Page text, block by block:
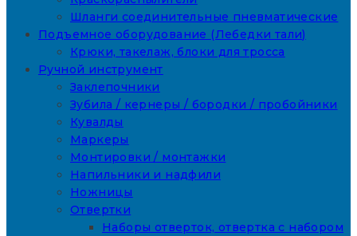
Шланги соединительные пневматические
Подъемное оборудование (Лебедки тали)
Крюки, такелаж, блоки для тросса
Ручной инструмент
Заклепочники
Зубила / кернеры / бородки / пробойники
Кувалды
Маркеры
Монтировки / монтажки
Напильники и надфили
Ножницы
Отвертки
Наборы отверток, отвертка с набором